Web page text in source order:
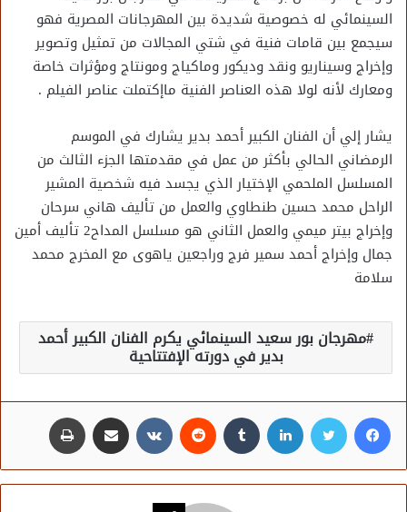
السينمائي له خصوصية شديدة بين المهرجانات المصرية فهو
سيجمع بين قامات فنية في شتي المجالات من تمثيل وتصوير
وإخراج وسيناريو ونقد وديكور وماكياج ومونتاج ومؤثرات خاصة
ومعارك لأنه لولا هذه العناصر الفنية ماإكتملت عناصر الفيلم .
يشار إلي أن الفنان الكبير أحمد بدير يشارك في الموسم
الرمضاني الحالي بأكثر من عمل في مقدمتها الجزء الثالث من
المسلسل الملحمي الإختيار الذي يجسد فيه شخصية المشير
الراحل محمد حسين طنطاوي والعمل من تأليف هاني سرحان
وإخراج بيتر ميمي والعمل الثاني هو مسلسل المداح2 تأليف أمين
جمال وإخراج أحمد سمير فرج وراجعين ياهوى مع المخرج محمد
سلامة
مهرجان بور سعيد السينمائي يكرم الفنان الكبير أحمد
بدير في دورته الإفتتاحية
فيسبوك تويتر لينكدإن مشاركة عبر البريد